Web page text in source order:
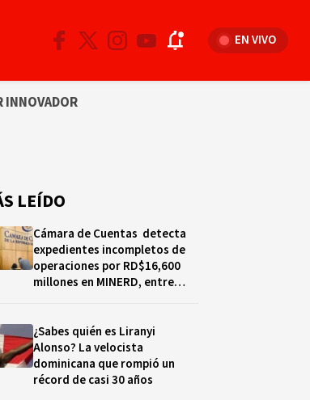
EN VIVO
INNOVADOR
LEÍDO
Cámara de Cuentas detecta
expedientes incompletos de
operaciones por RD$16,600
millones en MINERD, entre
¿Sabes quién es Liranyi
Alonso? La velocista
dominicana que rompió un
récord de casi 30 años